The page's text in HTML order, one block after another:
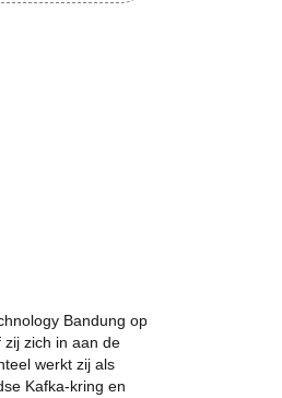
Bandung op
zich in aan de
werkt zij als
Kafka-kring en